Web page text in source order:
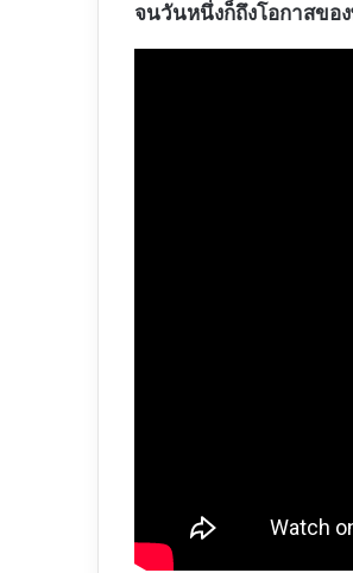
จนวันหนึ่งก็ถึงโอกาสขอ